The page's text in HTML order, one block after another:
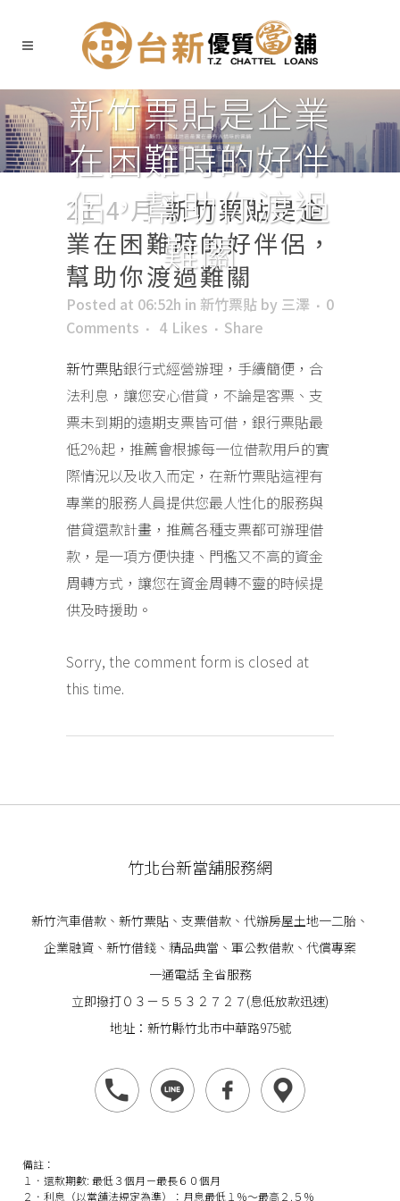
新竹票貼是企業
在困難時的好伴
侶，幫助你渡過
難關
21 4 月新竹票貼是企
業在困難時的好伴侶，
幫助你渡過難關
Posted at 06:52h in 新竹票貼 by 三澤
0
Comments
4 Likes
Share
新竹票貼銀行式經營辦理，手續簡便，合
法利息，讓您安心借貸，不論是客票、支
票未到期的遠期支票皆可借，銀行票貼最
低2%起，推薦會根據每一位借款用戶的實
際情況以及收入而定，在新竹票貼這裡有
專業的服務人員提供您最人性化的服務與
借貸還款計畫，推薦各種支票都可辦理借
款，是一項方便快捷、門檻又不高的資金
周轉方式，讓您在資金周轉不靈的時候提
供及時援助。
Sorry, the comment form is closed at
this time.
竹北台新當舖服務網
新竹汽車借款 、 新竹票貼 、支票借款、代辦房屋土地一二胎、
企業融資 、 新竹借錢 、精品典當、軍公教借款、代償專案
一通電話 全省服務
立即撥打０３－５５３２７２７(息低放款迅速)
地址：新竹縣竹北市中華路975號
備註：
１．還款期數: 最低３個月－最長６０個月
２．利息（以當舖法規定為準）：月息最低１％～最高２.５％